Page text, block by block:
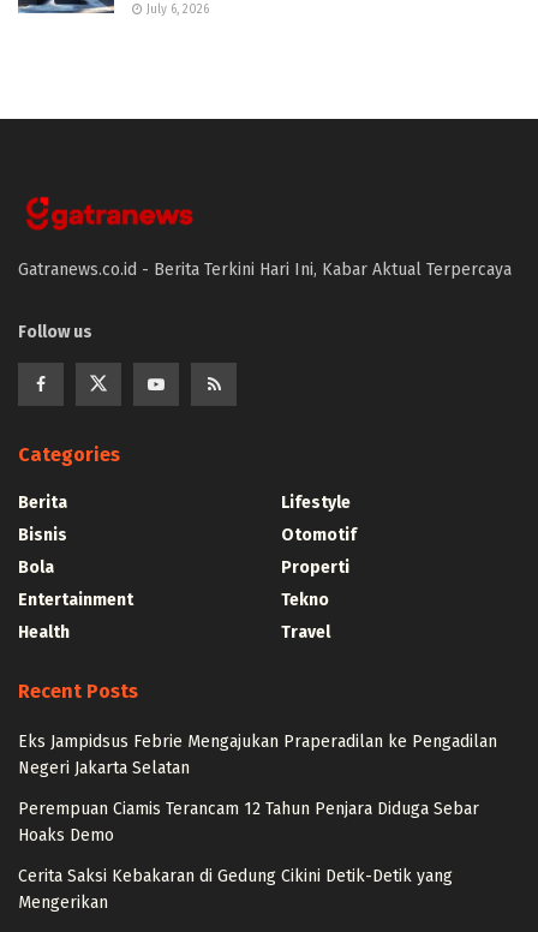
July 6, 2026
Gatranews.co.id - Berita Terkini Hari Ini, Kabar Aktual Terpercaya
Follow us
Categories
Berita
Bisnis
Bola
Entertainment
Health
Lifestyle
Otomotif
Properti
Tekno
Travel
Recent Posts
Eks Jampidsus Febrie Mengajukan Praperadilan ke Pengadilan
Negeri Jakarta Selatan
Perempuan Ciamis Terancam 12 Tahun Penjara Diduga Sebar
Hoaks Demo
Cerita Saksi Kebakaran di Gedung Cikini Detik-Detik yang
Mengerikan